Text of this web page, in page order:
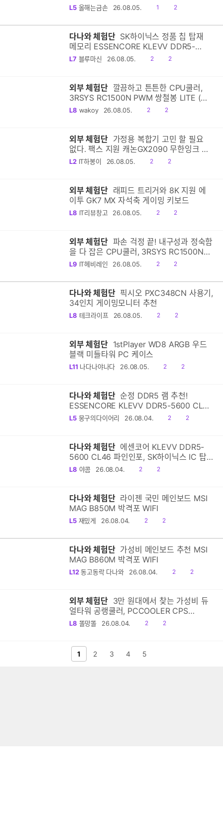
Z890 토마호크 WiFi
L5 올해는금손 26.08.05.
공1
댓
2
다나와 체험단 SK하이닉스 정품 칩 탑재
메모리 ESSENCORE KLEVV DDR5-
5600 CL46 파인인포 16G 사용후기
L7 블루마신 26.08.05.
공
2
댓
2
외부 체험단 깔끔하고 튼튼한 CPU쿨러,
3RSYS RC1500N PWM 쌍철봉 LITE (화
이트)
L8 wakoy 26.08.05.
공
2
댓
2
외부 체험단 가정용 복합기 고민 할 필요
없다. 팩스 지원 캐논GX2090 무한잉크 추
천
L2 IT하봉이 26.08.05.
공
2
댓
2
외부 체험단 래피드 트리거와 8K 지원 에
이투 GK7 MX 자석축 게이밍 키보드
L8 IT리뷰창고 26.08.05.
공
2
댓
2
외부 체험단 파손 걱정 끝! 내구성과 정숙함
을 다 잡은 CPU쿨러, 3RSYS RC1500N
PWM 쌍철봉 LITE (화이트) 리뷰.
L9 IT헤비레인 26.08.05.
공
2
댓
2
다나와 체험단 픽시오 PXC348CN 사용기,
34인치 게이밍모니터 추천
L8 테크라이프 26.08.05.
공
2
댓
2
외부 체험단 1stPlayer WD8 ARGB 우드
블랙 미들타워 PC 케이스
L11 나다나야나다 26.08.05.
공
2
댓
2
다나와 체험단 순정 DDR5 램 추천!
ESSENCORE KLEVV DDR5-5600 CL46
파인인포: SK하이닉스 칩셋과 PMIC로 완성
L5 뭉구의다이어리 26.08.04.
공
2
댓
2
다나와 체험단 에센코어 KLEVV DDR5-
5600 CL46 파인인포, SK하이닉스 IC 탑
재한 DDR5램
L8 야콤 26.08.04.
공
2
댓
2
다나와 체험단 라이젠 국민 메인보드 MSI
MAG B850M 박격포 WIFI
L5 재밌게 26.08.04.
공
2
댓
2
다나와 체험단 가성비 메인보드 추천 MSI
MAG B860M 박격포 WIFI
L12 동고동락 다나와 26.08.04.
공
2
댓
2
외부 체험단 3만 원대에서 찾는 가성비 듀
얼타워 공랭쿨러, PCCOOLER CPS
RT620 PRO 카본스틸
L8 똘망똘 26.08.04.
공
2
댓
2
1 2 3 4 5
다음 페이지